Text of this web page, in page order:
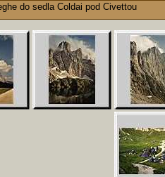
do sedla Coldai pod Civettou